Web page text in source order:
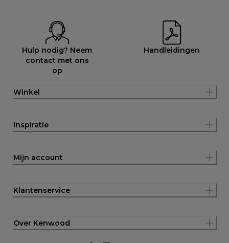
Hulp nodig? Neem
contact met ons
op
Handleidingen
Winkel
Inspiratie
Mijn account
Klantenservice
Over Kenwood